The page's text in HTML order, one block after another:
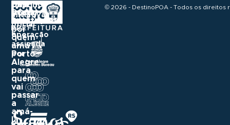
Destino
POA
Um
portal
construído
por
quem
ama
Porto
Alegre
para
quem
vai
passar
a
amá-
la
Uma
iniciativa
oficial
e
assinada
por
Realização
e
operação
© 2026 - DestinoPOA - Todos os direitos